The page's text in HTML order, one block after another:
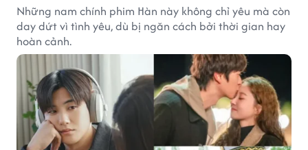
Những nam chính phim Hàn này không chỉ yêu mà còn
day dứt vì tình yêu, dù bị ngăn cách bởi thời gian hay
hoàn cảnh.